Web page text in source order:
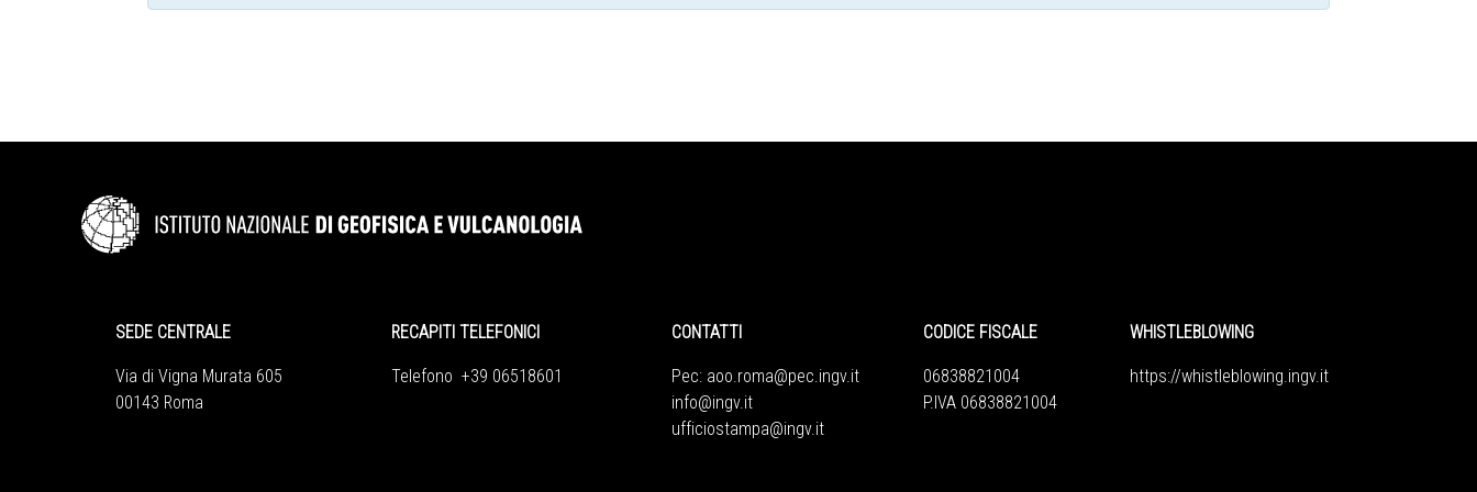
SEDE CENTRALE
Via di Vigna Murata 605
00143 Roma
RECAPITI TELEFONICI
Telefono +39 06518601
CONTATTI
Pec: aoo.roma@pec.ingv.it
info@ingv.it
ufficiostampa@ingv.it
CODICE FISCALE
06838821004
P.IVA 06838821004
WHISTLEBLOWING
https://whistleblowing.ingv. it